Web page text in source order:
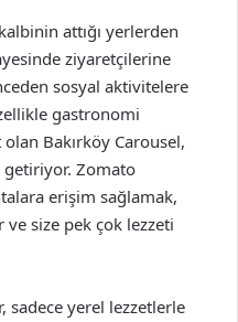
attığı yerlerden
ziyaretçilerine
sosyal aktivitelere
gastronomi
Bakırköy Carousel,
Zomato
erişim sağlamak,
ve size pek çok lezzeti
sadece yerel lezzetlerle